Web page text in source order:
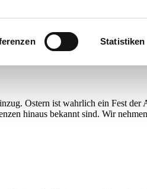
Statistiken
Ostern ist wahrlich ein Fest der
hinaus bekannt sind. Wir